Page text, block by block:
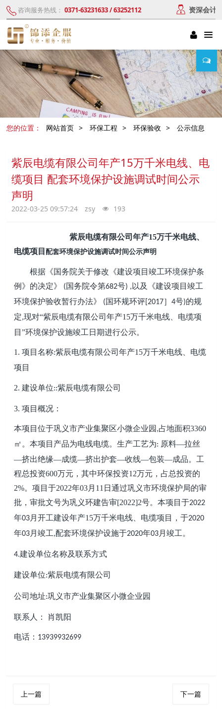
咨询服务热线： 0371-63231633 / 63252112 资深会计
您的位置： 网站首页 > 环保工程 > 环保验收 > 公示信息
紫辰电缆有限公司年产15万千米电线、电
缆项目 配套环境保护设施调试时间公示
声明
2022-03-25 09:57:24 zsy 193
紫辰电缆有限公司年产15万千米电线、
电缆项目配套环境保护设施调试时间公示声明
根据《国务院关于修改《建设项目竣工环境保护条
例》的决定》
(国务院令第682号) , 以及《建设项目竣工
环境保护验收暂行办法》 (国环规环评 [2017］4号)的规
定,现对“紫辰电缆有限公司年产15万千米电线、电缆项
目”环境保护设施竣工日期进行公示。
1.项目名称:紫辰电缆有限公司年产15万千米电线、电缆
项目
2.建设单位::紫辰电缆有限公司
3.项目概况：
本项目位于巩义市产业集聚区小微企业园 ,占地面积3360
㎡ 。本项目产品为电线电缆。生产工艺为: 原料—拉丝
—挤出绝缘—成缆—挤出护套—收线—包装—成品。 工
程总投资600万元 ，其中环保投资12万元，占总投资的
2%。项目于2022年03月 11 日通过巩义市环境保护局的审
批，审批文号为巩义环建告审[2022]2号。本项目于2022
年03月开工建设年产15万千米电线、电缆项目，于2020
年03月竣工,配套环境保护设施于2020年03月竣工。
4.建设单位名称及联系方式
建设单位:紫辰电缆有限公司
公司地址:巩义市产业集聚区小微企业园
联系人： 肖凯阳
电话： 13939932699
上一篇 下一篇